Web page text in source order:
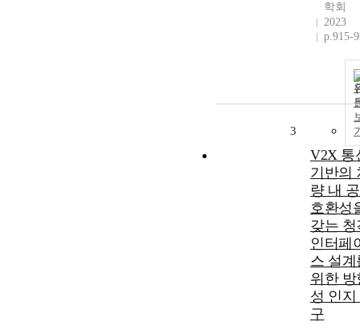
학회
2023
p.915-
3
V2X 통
기반의
량 내
호환성
갖는 청
인터페
스 설계
위한 방
성 인지
구